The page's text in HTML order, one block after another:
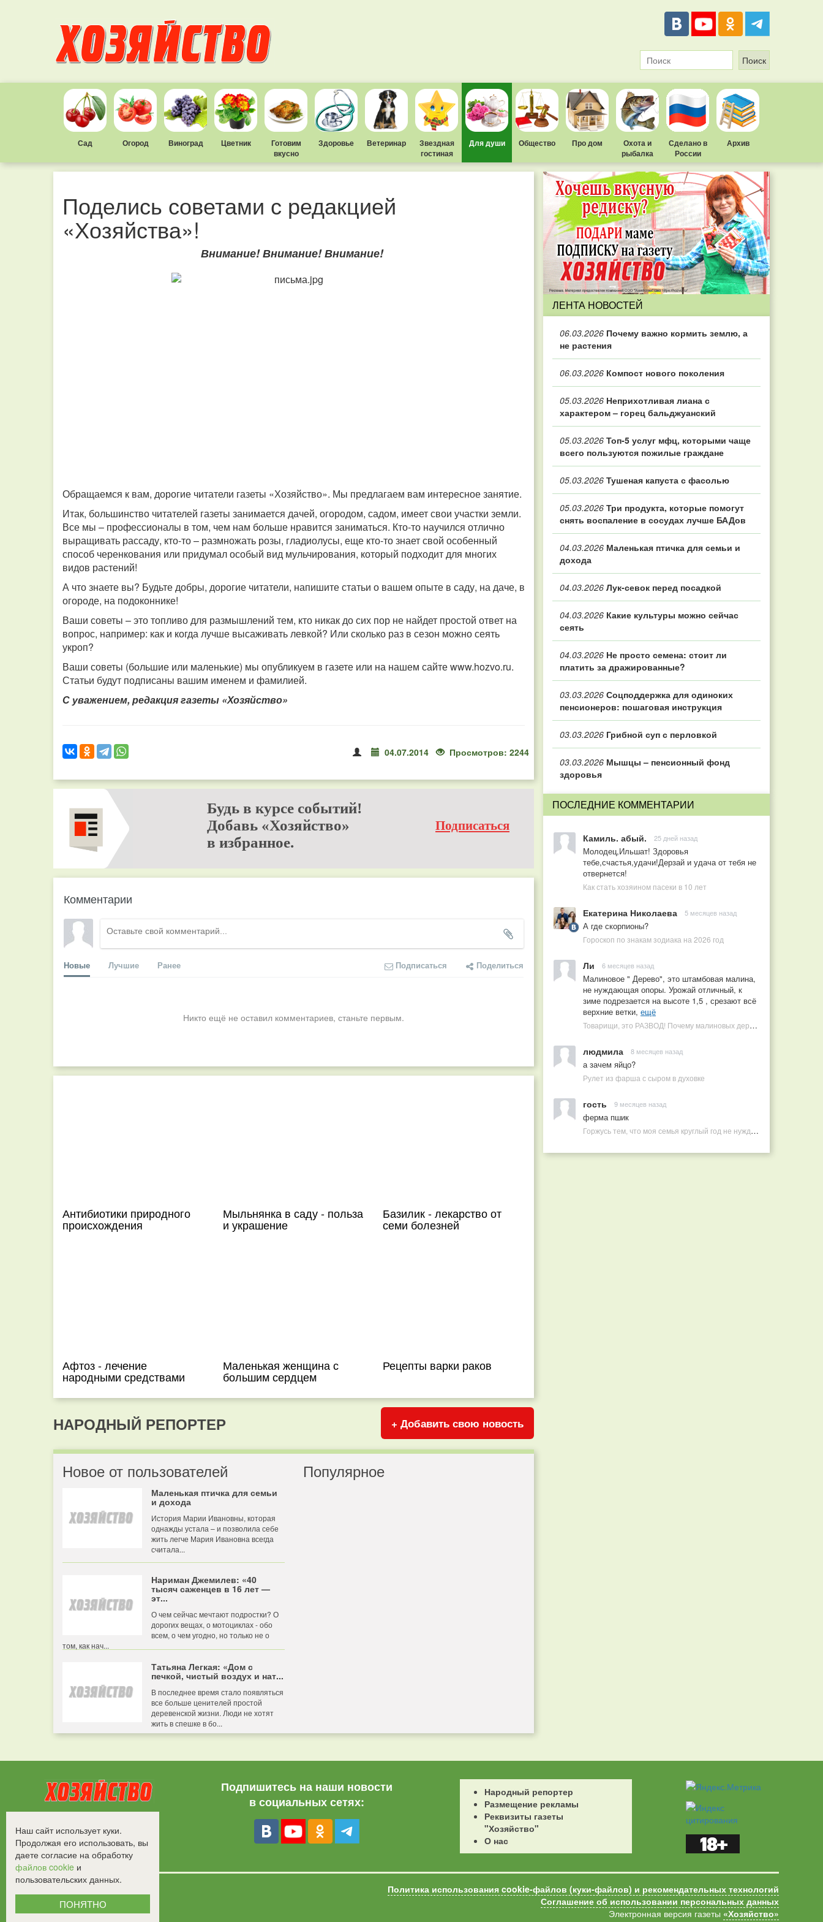
Сад Огород Виноград Цветник
Готовим
вкусно
Здоровье Ветеринар
Звездная
гостиная
Для души Общество Про дом
Охота и
рыбалка
Сделано в
России
Архив
Поделись советами с редакцией
«Хозяйства»!
Внимание! Внимание! Внимание!
Обращаемся к вам, дорогие читатели газеты «Хозяйство». Мы предлагаем вам интересное занятие.
Итак, большинство читателей газеты занимается дачей, огородом, садом, имеет свои участки земли.
Все мы – профессионалы в том, чем нам больше нравится заниматься. Кто-то научился отлично
выращивать рассаду, кто-то – размножать розы, гладиолусы, еще кто-то знает свой особенный
способ черенкования или придумал особый вид мульчирования, который подходит для многих
видов растений!
А что знаете вы? Будьте добры, дорогие читатели, напишите статьи о вашем опыте в саду, на даче, в
огороде, на подоконнике!
Ваши советы – это топливо для размышлений тем, кто никак до сих пор не найдет простой ответ на
вопрос, например: как и когда лучше высаживать левкой? Или сколько раз в сезон можно сеять
укроп?
Ваши советы (большие или маленькие) мы опубликуем в газете или на нашем сайте www.hozvo.ru.
Статьи будут подписаны вашим именем и фамилией.
С уважением, редакция газеты «Хозяйство»
04.07.2014 Просмотров: 2244
Будь в курсе событий!
Добавь «Хозяйство»
в избранное.
Подписаться
Комментарии
Новые Лучшие Ранее Подписаться Поделиться
Никто ещё не оставил комментариев, станьте первым.
Антибиотики природного
происхождения
Мыльнянка в саду - польза
и украшение
Базилик - лекарство от
семи болезней
Афтоз - лечение
народными средствами
Маленькая женщина с
большим сердцем
Рецепты варки раков
НАРОДНЫЙ РЕПОРТЕР + Добавить свою новость
Новое от пользователей
Маленькая птичка для семьи
и дохода
История Марии Ивановны, которая
однажды устала – и позволила себе
жить легче Мария Ивановна всегда
считала...
Нариман Джемилев: «40
тысяч саженцев в 16 лет —
эт...
О чем сейчас мечтают подростки? О
дорогих вещах, о мотоциклах - обо
всем, о чем угодно, но только не о
том, как нач...
Татьяна Легкая: «Дом с
печкой, чистый воздух и нат...
В последнее время стало появляться
все больше ценителей простой
деревенской жизни. Люди не хотят
жить в спешке в бо...
Популярное
ЛЕНТА НОВОСТЕЙ
06.03.2026 Почему важно кормить землю, а
не растения
06.03.2026 Компост нового поколения
05.03.2026 Неприхотливая лиана с
характером – горец бальджуанский
05.03.2026 Топ‑5 услуг мфц, которыми чаще
всего пользуются пожилые граждане
05.03.2026 Тушеная капуста с фасолью
05.03.2026 Три продукта, которые помогут
снять воспаление в сосудах лучше БАДов
04.03.2026 Маленькая птичка для семьи и
дохода
04.03.2026 Лук-севок перед посадкой
04.03.2026 Какие культуры можно сейчас
сеять
04.03.2026 Не просто семена: стоит ли
платить за дражированные?
03.03.2026 Соцподдержка для одиноких
пенсионеров: пошаговая инструкция
03.03.2026 Грибной суп с перловкой
03.03.2026 Мышцы – пенсионный фонд
здоровья
ПОСЛЕДНИЕ КОММЕНТАРИИ
Камиль. абый. 25 дней назад
Молодец,Ильшат! Здоровья
тебе,счастья,удачи!Дерзай и удача от тебя не
отвернется!
Как стать хозяином пасеки в 10 лет
Екатерина Николаева 5 месяцев назад
А где скорпионы?
Гороскоп по знакам зодиака на 2026 год
Ли 6 месяцев назад
Малиновое " Дерево", это штамбовая малина,
не нуждающая опоры. Урожай отличный, к
зиме подрезается на высоте 1,5 , срезают всё
верхние ветки, ещё
Товарищи, это РАЗВОД! Почему малиновых деревьев не бывает, или Как ушлые продавцы наживаются на мечтах садоводов
людмила 8 месяцев назад
а зачем яйцо?
Рулет из фарша с сыром в духовке
гость 9 месяцев назад
ферма пшик
Горжусь тем, что моя семья круглый год не нуждается в покупных витаминах
Все права защищены.
©2008-2017 - "Хозяйство"
Подпишитесь на наши новости
в социальных сетях:
Народный репортер
Размещение рекламы
Реквизиты газеты
"Хозяйство"
О нас
Политика использования cookie-файлов (куки-файлов) и рекомендательных технологий
Соглашение об использовании персональных данных
Электронная версия газеты «Хозяйство»
Наш сайт использует куки.
Продолжая его использовать, вы
даете согласие на обработку
файлов cookie и
пользовательских данных.
ПОНЯТНО